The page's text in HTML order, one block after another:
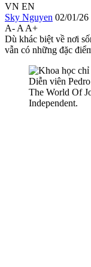
VN EN
Sky Nguyen 02/01/26
A- A A+
Dù khác biệt về nơi
vẫn có những đặc
Diễn viên
The World Of
Independent.